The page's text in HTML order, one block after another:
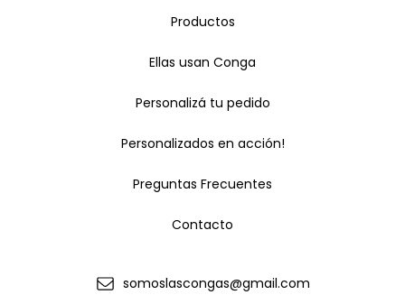
Productos
Ellas usan Conga
Personalizá tu pedido
Personalizados en acción!
Preguntas Frecuentes
Contacto
somoslascongas@gmail.com